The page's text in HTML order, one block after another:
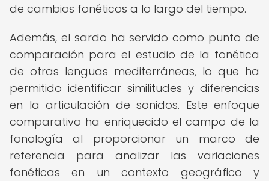
de cambios fonéticos a lo largo del tiempo.
Además, el sardo ha servido como punto de
comparación para el estudio de la fonética
de otras lenguas mediterráneas, lo que ha
permitido identificar similitudes y diferencias
en la articulación de sonidos. Este enfoque
comparativo ha enriquecido el campo de la
fonología al proporcionar un marco de
referencia para analizar las variaciones
fonéticas en un contexto geográfico y